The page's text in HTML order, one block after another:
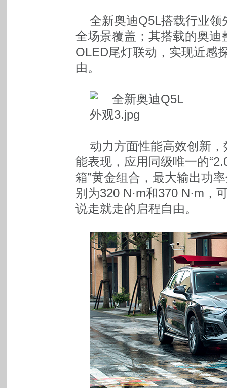
全新奥迪Q5L搭载行业
全场景覆盖；其搭载的奥
OLED尾灯联动，实现近感
由。
动力方面性能高效创新
能表现，应用同级唯一的
箱”黄金组合，最大输出功
别为320 N·m和370 N·m，
说走就走的启程自由。